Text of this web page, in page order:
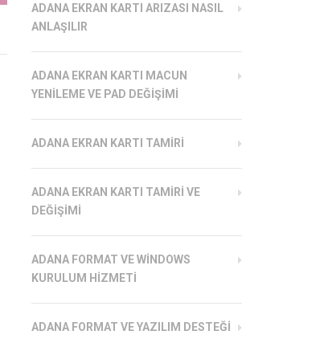
ADANA EKRAN KARTI ARIZASI NASIL
ANLAŞILIR
ADANA EKRAN KARTI MACUN
YENILEME VE PAD DEĞIŞIMI
ADANA EKRAN KARTI TAMIRI
ADANA EKRAN KARTI TAMIRI VE
DEĞIŞIMI
ADANA FORMAT VE WINDOWS
KURULUM HIZMETI
ADANA FORMAT VE YAZILIM DESTEĞI